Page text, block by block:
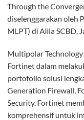
Through the
diselenggarakan oleh
MLPT) di Alila SCBD,
Multipolar
Fortinet dalam
portofolio solusi
Generation Firewall,
Security, Fortinet
komprehensif untuk